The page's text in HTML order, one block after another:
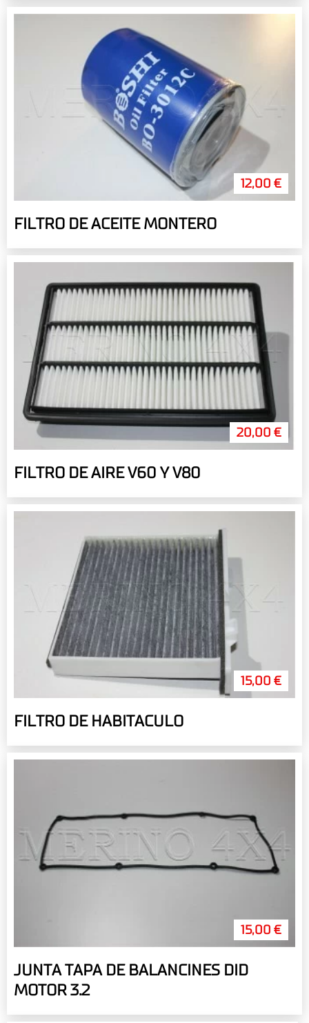
12,00 €
FILTRO DE ACEITE MONTERO
20,00 €
FILTRO DE AIRE V60 Y V80
15,00 €
FILTRO DE HABITACULO
15,00 €
JUNTA TAPA DE BALANCINES DID
MOTOR 3.2